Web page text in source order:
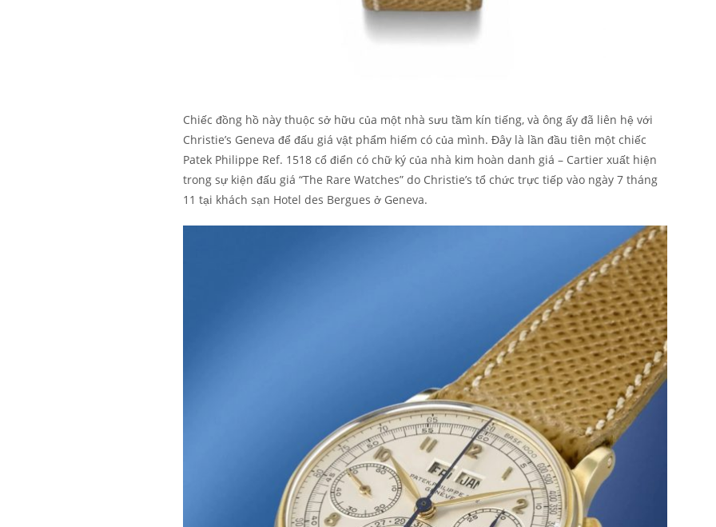
Chiếc đồng hồ này thuộc sở hữu của một nhà sưu tầm kín tiếng, và ông ấy đã liên hệ với
Christie’s Geneva để đấu giá vật phẩm hiếm có của mình. Đây là lần đầu tiên một chiếc
Patek Philippe Ref. 1518 cổ điển có chữ ký của nhà kim hoàn danh giá – Cartier xuất hiện
trong sự kiện đấu giá “The Rare Watches” do Christie’s tổ chức trực tiếp vào ngày 7 tháng
11 tại khách sạn Hotel des Bergues ở Geneva.